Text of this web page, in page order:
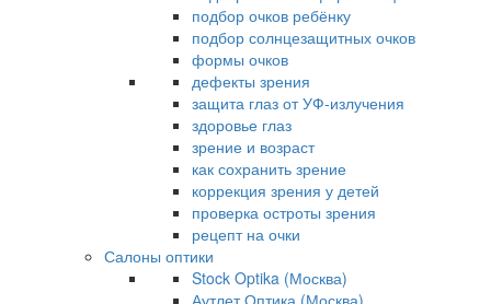
подбор очков ребёнку
подбор солнцезащитных очков
формы очков
дефекты зрения
защита глаз от УФ-излучения
здоровье глаз
зрение и возраст
как сохранить зрение
коррекция зрения у детей
проверка остроты зрения
рецепт на очки
Салоны оптики
Stock Optika (Москва)